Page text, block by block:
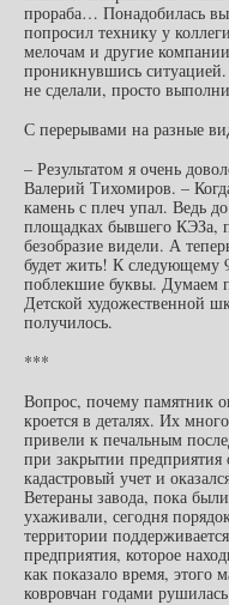
прораба… Понадобилась
попросил технику у
мелочам и другие
проникнувшись
не сделали, просто
С перерывами на разные
– Результатом я очень
Валерий Тихомиров. –
камень с плеч упал. Ведь
площадках бывшего КЭЗа,
безобразие видели. А
будет жить! К следующему
поблекшие буквы. Думаем
Детской художественной
получилось.
***
Вопрос, почему памятник
кроется в деталях. Их
привели к печальным
при закрытии предприятия
кадастровый учет и
Ветераны завода, пока
ухаживали, сегодня
территории
предприятия, которое
как показало время, этого
ковровчан годами